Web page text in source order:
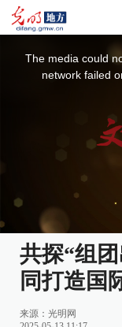
The media could
network failed
共探“组
同打造国
来源： 光明网